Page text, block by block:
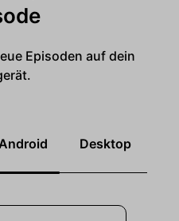
Episoden auf dein
Desktop